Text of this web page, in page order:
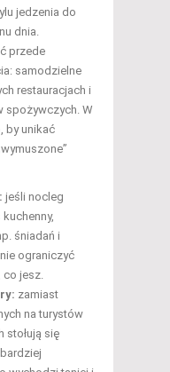
jedzenia do
dnia.
przede
samodzielne
restauracjach i
spożywczych. W
by unikać
jeśli nocleg
śniadań i
ograniczyć
jesz.
zamiast
na turystów
stołują się